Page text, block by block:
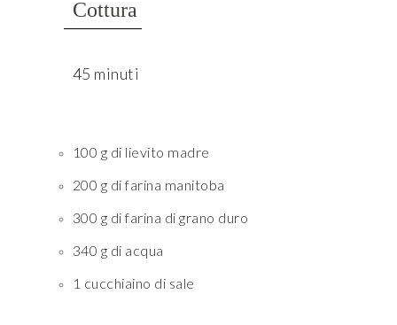
Cottura
45 minuti
100 g di lievito madre
200 g di farina manitoba
300 g di farina di grano duro
340 g di acqua
1 cucchiaino di sale